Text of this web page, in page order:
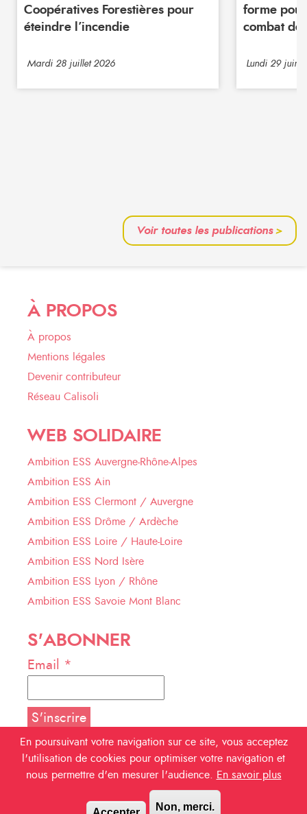
Coopératives Forestières pour
éteindre l’incendie
Mardi 28 juillet 2026
forme
combat de
Lundi 29 juin
Voir toutes les publications>
À PROPOS
À propos
Mentions légales
Devenir contributeur
Réseau Calisoli
WEB SOLIDAIRE
Ambition ESS Auvergne-Rhône-Alpes
Ambition ESS Ain
Ambition ESS Clermont / Auvergne
Ambition ESS Drôme / Ardèche
Ambition ESS Loire / Haute-Loire
Ambition ESS Nord Isère
Ambition ESS Lyon / Rhône
Ambition ESS Savoie Mont Blanc
S'ABONNER
Email *
NOUS SUIVRE
En poursuivant votre navigation sur ce site, vous acceptez
l'utilisation de cookies pour optimiser votre navigation et
nous permettre d'en mesurer l'audience.
En savoir plus
Non, merci.